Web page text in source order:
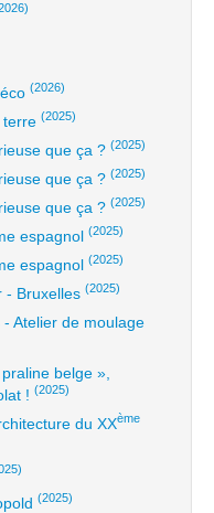
(2026)
terre (2025)
que ça ? (2025)
que ça ? (2025)
que ça ? (2025)
espagnol (2025)
espagnol (2025)
- Bruxelles (2025)
Atelier de moulage
belge »,
! (2025)
du XXème
(2025)